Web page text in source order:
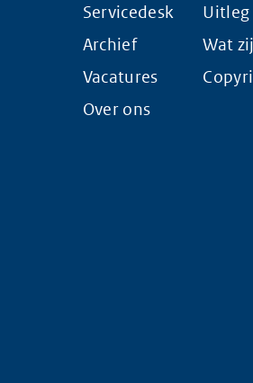
Servicedesk
Archief
Vacatures
Over ons
Wat